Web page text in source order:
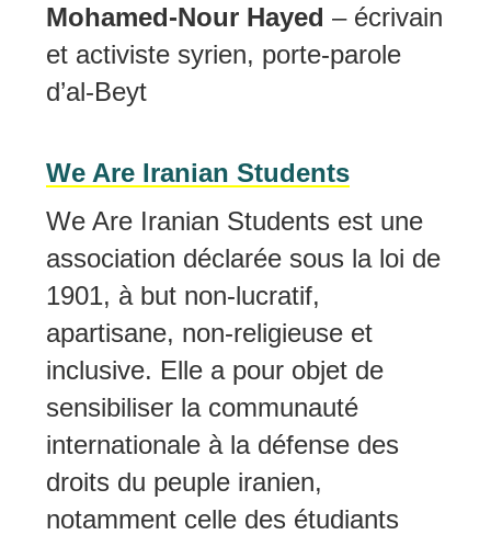
Mohamed-Nour Hayed – écrivain
et activiste syrien, porte-parole
d’al-Beyt
We Are Iranian Students
We Are Iranian Students est une
association déclarée sous la loi de
1901, à but non-lucratif,
apartisane, non-religieuse et
inclusive. Elle a pour objet de
sensibiliser la communauté
internationale à la défense des
droits du peuple iranien,
notamment celle des étudiants